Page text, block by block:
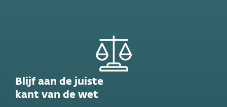
Blijf aan de juiste
kant van de wet